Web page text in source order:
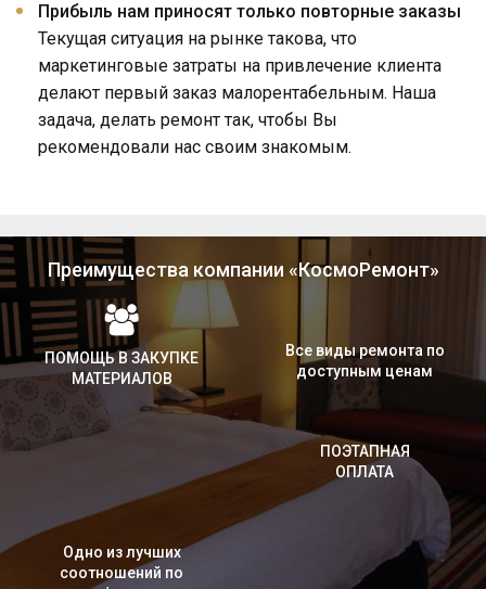
Прибыль нам приносят только повторные заказы
Текущая ситуация на рынке такова, что
маркетинговые затраты на привлечение клиента
делают первый заказ малорентабельным. Наша
задача, делать ремонт так, чтобы Вы
рекомендовали нас своим знакомым.
Преимущества компании «КосмоРемонт»
ПОМОЩЬ В ЗАКУПКЕ
МАТЕРИАЛОВ
Все виды ремонта по
доступным ценам
ПОЭТАПНАЯ
ОПЛАТА
Одно из лучших
соотношений по